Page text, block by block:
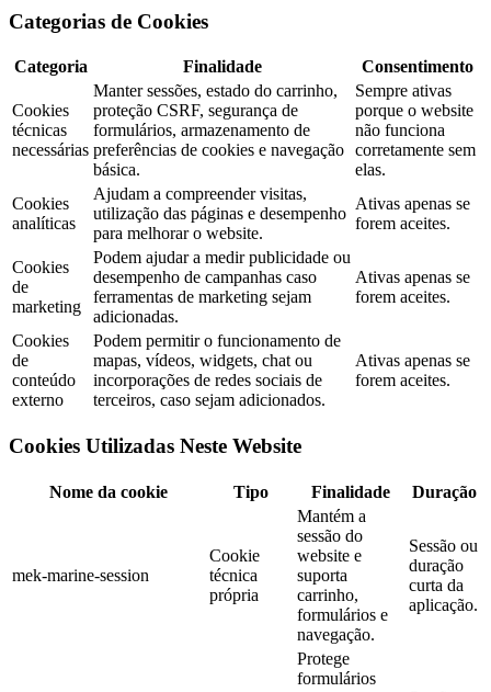
Categorias de Cookies
Categoria Finalidade Consentimento
Cookies
técnicas
necessárias
Manter sessões, estado do carrinho,
proteção CSRF, segurança de
formulários, armazenamento de
preferências de cookies e navegação
básica.
Sempre ativas
porque o website
não funciona
corretamente sem
elas.
Cookies
analíticas
Ajudam a compreender visitas,
utilização das páginas e desempenho
para melhorar o website.
Ativas apenas se
forem aceites.
Cookies
de
marketing
Podem ajudar a medir publicidade ou
desempenho de campanhas caso
ferramentas de marketing sejam
adicionadas.
Ativas apenas se
forem aceites.
Cookies
de
conteúdo
externo
Podem permitir o funcionamento de
mapas, vídeos, widgets, chat ou
incorporações de redes sociais de
terceiros, caso sejam adicionados.
Ativas apenas se
forem aceites.
Cookies Utilizadas Neste Website
Nome da cookie Tipo Finalidade Duração
mek-marine-session
Cookie
técnica
própria
Mantém a
sessão do
website e
suporta
carrinho,
formulários e
navegação.
Sessão ou
duração
curta da
aplicação.
Protege
formulários